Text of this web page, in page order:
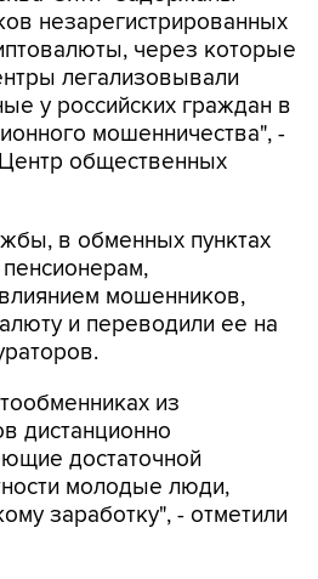
незарегистрированных
через которые
легализовывали
у российских граждан в
мошенничества", -
общественных
в обменных пунктах
мошенников,
и переводили ее на
из
дистанционно
достаточной
молодые люди,
заработку", - отметили